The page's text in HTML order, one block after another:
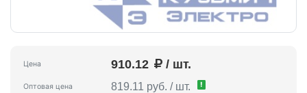
Цена 910.12 / шт.
Оптовая цена 819.11 руб. / шт. !